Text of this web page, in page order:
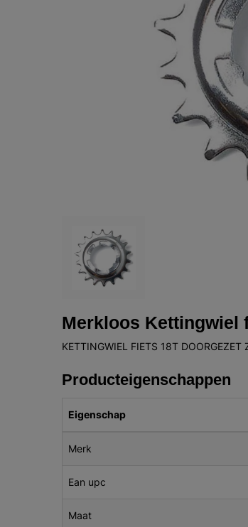
Merkloos Kettingwiel
KETTINGWIEL FIETS 18T DOORGEZET
Producteigenschappen
Eigenschap
Merk
Ean upc
Maat